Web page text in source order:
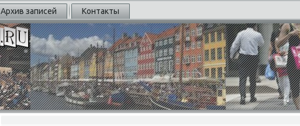
Архив записей Контакты